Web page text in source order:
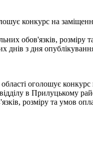
конкурс на
обов'язків, розміру
з дня
оголошує
в Прилуцькому
розміру та умов